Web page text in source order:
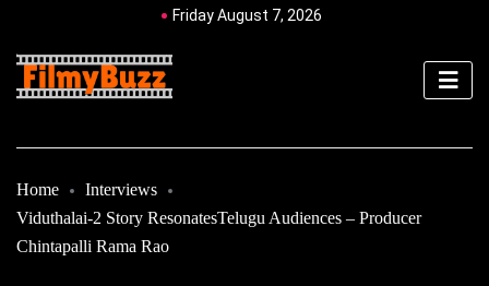
Friday August 7, 2026
Home
Interviews
Viduthalai-2 Story ResonatesTelugu Audiences – Producer
Chintapalli Rama Rao